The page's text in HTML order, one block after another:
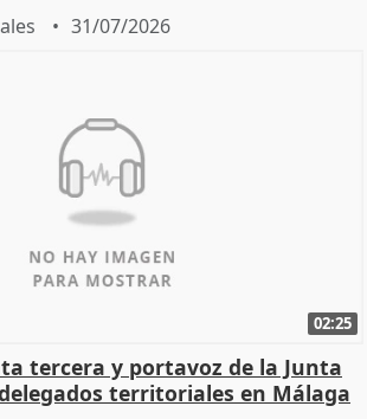
31/07/2026
02:25
tercera y portavoz de la Junta
territoriales en Málaga